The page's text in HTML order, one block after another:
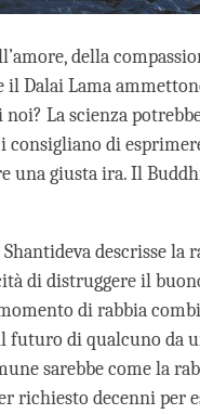
della
Dalai Lama
La scienza
di
giusta ira. Il
descrisse la
di distruggere il
di rabbia
futuro di qualcuno da
sarebbe come la
richiesto decenni per